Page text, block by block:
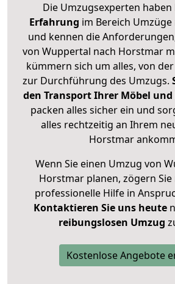
Die Umzugsexperten haben
Erfahrung im Bereich
und kennen die
von Wuppertal nach Horstmar
kümmern sich um alles, von
zur Durchführung des Umzugs.
den Transport Ihrer Möbel
packen alles sicher ein und
alles rechtzeitig an Ihrem
Horstmar
Wenn Sie einen Umzug von
Horstmar planen, zögern
professionelle Hilfe in
Kontaktieren Sie uns heute
reibungslosen Umzug
Kostenlose Angebote